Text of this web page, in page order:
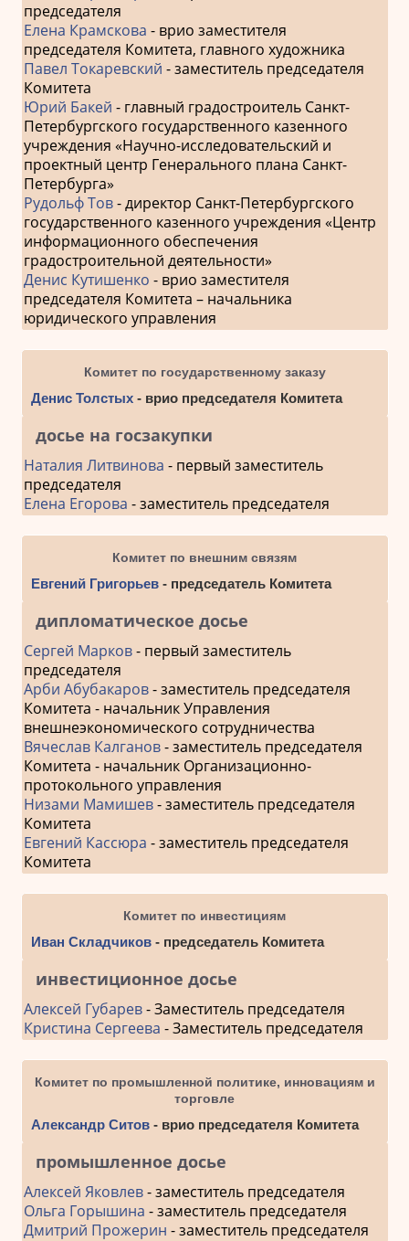
председателя
Елена Крамскова - врио заместителя
председателя Комитета, главного художника
Павел Токаревский - заместитель председателя
Комитета
Юрий Бакей - главный градостроитель Санкт-
Петербургского государственного казенного
учреждения «Научно-исследовательский и
проектный центр Генерального плана Санкт-
Петербурга»
Рудольф Тов- директор Санкт-Петербургского
государственного казенного учреждения «Центр
информационного обеспечения
градостроительной деятельности»
Денис Кутишенко - врио заместителя
председателя Комитета – начальника
юридического управления
Комитет по государственному заказу
Денис Толстых- врио председателя Комитета
досье на госзакупки
Наталия Литвинова - первый заместитель
председателя
Елена Егорова - заместитель председателя
Комитет по внешним связям
Евгений Григорьев- председатель Комитета
дипломатическое досье
Сергей Марков- первый заместитель
председателя
Арби Абубакаров- заместитель председателя
Комитета - начальник Управления
внешнеэкономического сотрудничества
Вячеслав Калганов- заместитель председателя
Комитета - начальник Организационно-
протокольного управления
Низами Мамишев- заместитель председателя
Комитета
Евгений Кассюра - заместитель председателя
Комитета
Комитет по инвестициям
Иван Складчиков- председатель Комитета
инвестиционное досье
Алексей Губарев- Заместитель председателя
Кристина Сергеева - Заместитель председателя
Комитет по промышленной политике, инновациям и
торговле
Александр Ситов- врио председателя Комитета
промышленное досье
Алексей Яковлев- заместитель председателя
Ольга Горышина - заместитель председателя
Дмитрий Прожерин - заместитель председателя